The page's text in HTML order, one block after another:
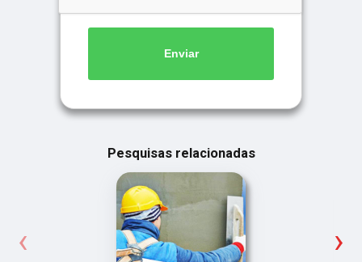
Enviar
Pesquisas relacionadas
‹ ›